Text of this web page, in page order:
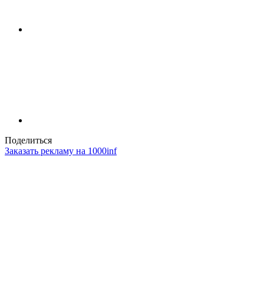
Поделиться
Заказать рекламу на 1000inf